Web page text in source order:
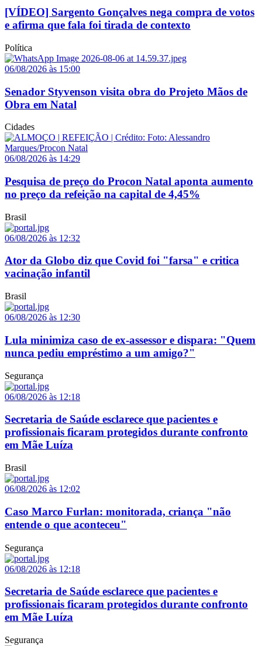
[VÍDEO] Sargento Gonçalves nega compra de votos
e afirma que fala foi tirada de contexto
Política
06/08/2026 às 15:00
Senador Styvenson visita obra do Projeto Mãos de
Obra em Natal
Cidades
06/08/2026 às 14:29
Pesquisa de preço do Procon Natal aponta aumento
no preço da refeição na capital de 4,45%
Brasil
06/08/2026 às 12:32
Ator da Globo diz que Covid foi "farsa" e critica
vacinação infantil
Brasil
06/08/2026 às 12:30
Lula minimiza caso de ex-assessor e dispara: "Quem
nunca pediu empréstimo a um amigo?"
Segurança
06/08/2026 às 12:18
Secretaria de Saúde esclarece que pacientes e
profissionais ficaram protegidos durante confronto
em Mãe Luíza
Brasil
06/08/2026 às 12:02
Caso Marco Furlan: monitorada, criança "não
entende o que aconteceu"
Segurança
06/08/2026 às 12:18
Secretaria de Saúde esclarece que pacientes e
profissionais ficaram protegidos durante confronto
em Mãe Luíza
Segurança